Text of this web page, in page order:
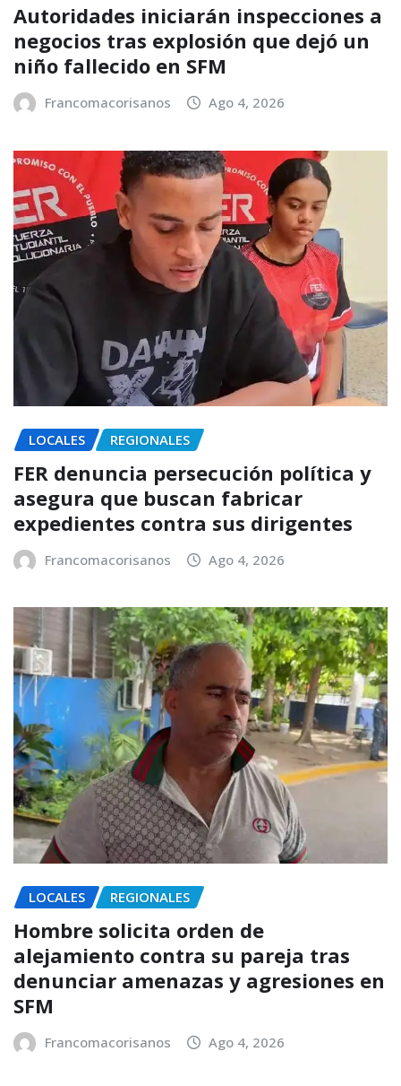
Autoridades iniciarán inspecciones a
negocios tras explosión que dejó un
niño fallecido en SFM
Francomacorisanos Ago 4, 2026
LOCALES REGIONALES
FER denuncia persecución política y
asegura que buscan fabricar
expedientes contra sus dirigentes
Francomacorisanos Ago 4, 2026
LOCALES REGIONALES
Hombre solicita orden de
alejamiento contra su pareja tras
denunciar amenazas y agresiones en
SFM
Francomacorisanos Ago 4, 2026